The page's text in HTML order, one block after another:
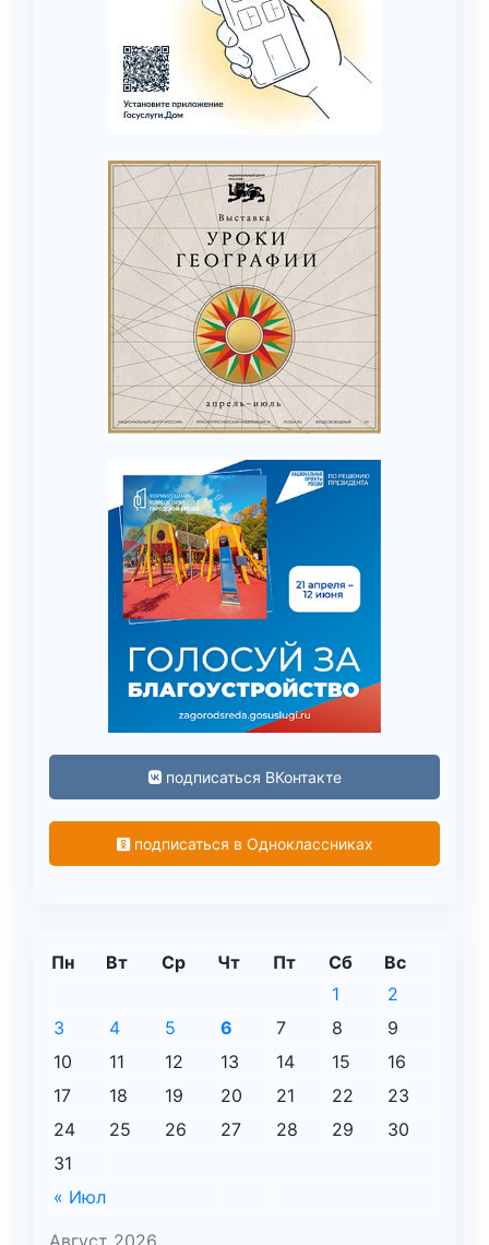
подписаться ВКонтакте
подписаться в Одноклассниках
Пн Вт Ср Чт Пт Сб Вс
« Июл
1
2
3
4 5 6 7 8
9
10
11 12 13 14 15
16
17
18 19 20 21 22
23
24
25 26 27 28 29
30
31